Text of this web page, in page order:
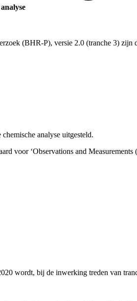
(BHR-P), versie 2.0 (tranche 3) zijn
analyse uitgesteld.
voor ‘Observations and Measurements
wordt, bij de inwerking treden van